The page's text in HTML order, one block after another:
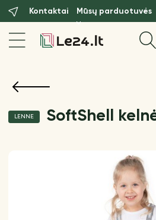
Kontaktai Mūsų parduotuvės
LENNE SoftShell